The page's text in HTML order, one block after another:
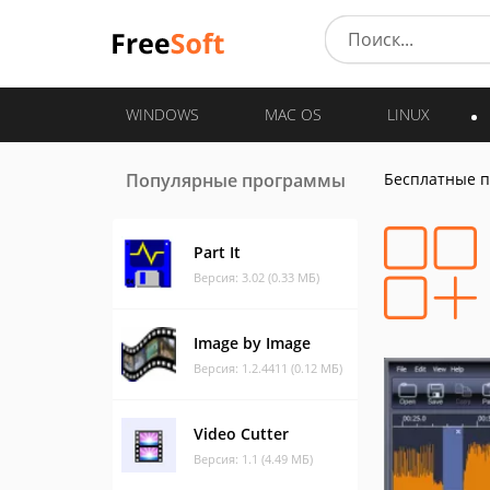
WINDOWS MAC OS LINUX
Популярные программы
Part It
Версия: 3.02 (0.33 МБ)
Image by Image
Версия: 1.2.4411 (0.12 МБ)
Video Cutter
Версия: 1.1 (4.49 МБ)
Бесплатные